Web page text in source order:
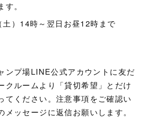
。
）14時～翌日お昼12時まで
ンプ場LINE公式アカウントに友だ
クルームより「貸切希望」とだけ
てください。注意事項をご確認い
メッセージに返信お願いします。